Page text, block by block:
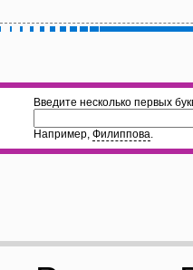
Введите несколько первых
Например, Филиппова.